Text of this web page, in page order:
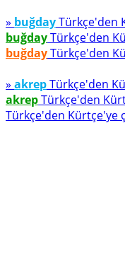
» buğdayTürkçe'den
buğdayTürkçe'den
buğdayTürkçe'den
» akrepTürkçe'den
akrepTürkçe'den
Türkçe'den Kürtçe'ye